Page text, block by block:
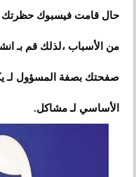
حال قامت فيسبوك
من الأسباب ،لذلك قم بـ
صفحتك بصفة المسؤول لـ
الأساسي لـ مشاكل.